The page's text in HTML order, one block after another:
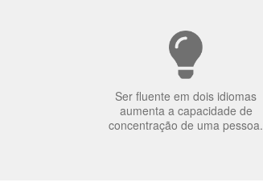
Ser fluente em dois idiomas
aumenta a capacidade de
concentração de uma pessoa.